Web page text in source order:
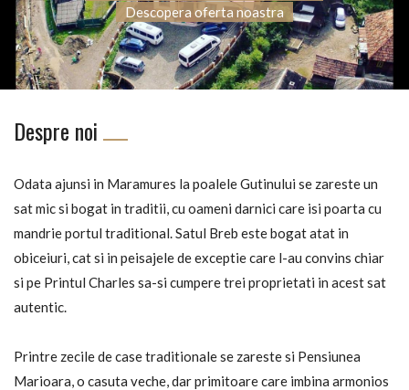
Descopera oferta noastra
Despre noi
Odata ajunsi in Maramures la poalele Gutinului se zareste un
sat mic si bogat in traditii, cu oameni darnici care isi poarta cu
mandrie portul traditional. Satul Breb este bogat atat in
obiceiuri, cat si in peisajele de exceptie care l-au convins chiar
si pe Printul Charles sa-si cumpere trei proprietati in acest sat
autentic.
Printre zecile de case traditionale se zareste si Pensiunea
Marioara, o casuta veche, dar primitoare care imbina armonios